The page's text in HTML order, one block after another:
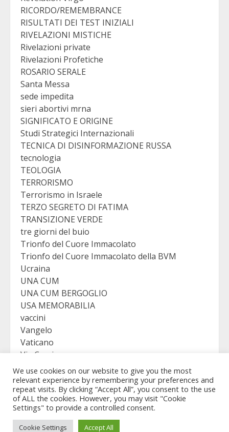
RICORDO/REMEMBRANCE
RISULTATI DEI TEST INIZIALI
RIVELAZIONI MISTICHE
Rivelazioni private
Rivelazioni Profetiche
ROSARIO SERALE
Santa Messa
sede impedita
sieri abortivi mrna
SIGNIFICATO E ORIGINE
Studi Strategici Internazionali
TECNICA DI DISINFORMAZIONE RUSSA
tecnologia
TEOLOGIA
TERRORISMO
Terrorismo in Israele
TERZO SEGRETO DI FATIMA
TRANSIZIONE VERDE
tre giorni del buio
Trionfo del Cuore Immacolato
Trionfo del Cuore Immacolato della BVM
Ucraina
UNA CUM
UNA CUM BERGOGLIO
USA MEMORABILIA
vaccini
Vangelo
Vaticano
Via Crucis
VICTORY
Viganò
Copyright © Revelation Virgo - All rights reserved.
We use cookies on our website to give you the most
relevant experience by remembering your preferences and
repeat visits. By clicking “Accept All”, you consent to the use
of ALL the cookies. However, you may visit "Cookie
Settings" to provide a controlled consent.
Cookie Settings Accept All